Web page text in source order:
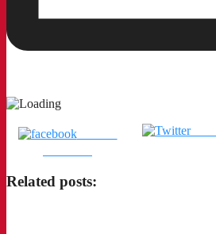
แชร์บน
Tweet
Related posts: